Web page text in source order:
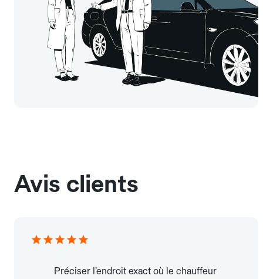
Avis clients
Préciser l’endroit exact où le chauffeur